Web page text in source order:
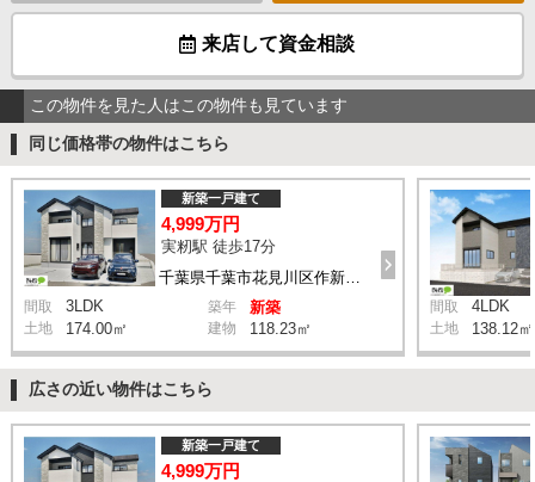
来店して資金相談
この物件を見た人はこの物件も見ています
同じ価格帯の物件はこちら
新築一戸建て
4,999万円
実籾駅 徒歩17分
間取 3LDK 築年 新築
土地 174.00㎡ 建物 118.23㎡
間取 4LDK
土地 138.12㎡
広さの近い物件はこちら
新築一戸建て
4,999万円